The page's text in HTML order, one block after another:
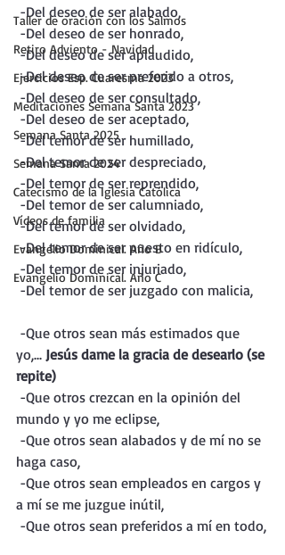
Taller de oración con los Salmos
Retiro Adviento - Navidad
Ejercicios Esp. Cuaresma 2023
Meditaciones Semana Santa 2023
Semana Santa 2025
Semana Santa 2024
Catecismo de la Iglesia Católica
Vídeos de familia
Evangelio Dominical. Año B
Evangelio Dominical. Año C
-Del deseo de ser alabado,
-Del deseo de ser honrado,
-Del deseo de ser aplaudido,
-Del deseo de ser preferido a otros,
-Del deseo de ser consultado,
-Del deseo de ser aceptado,
-Del temor de ser humillado,
-Del temor de ser despreciado,
-Del temor de ser reprendido,
-Del temor de ser calumniado,
-Del temor de ser olvidado,
-Del temor de ser puesto en ridículo,
-Del temor de ser injuriado,
-Del temor de ser juzgado con malicia,
yo,... Jesús dame la gracia de desearlo (se
repite)
mundo y yo me eclipse,
haga caso,
a mí se me juzgue inútil,
-Que otros sean preferidos a mí en todo,